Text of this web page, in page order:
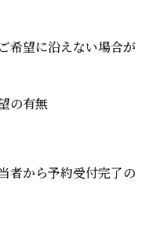
望に沿えない場合が
の有無
者から予約受付完了の